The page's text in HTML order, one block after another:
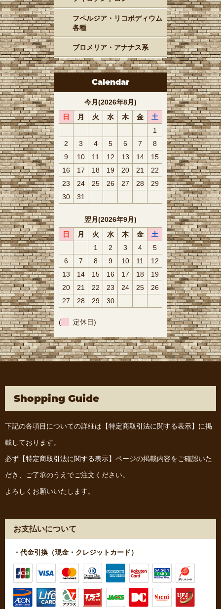
フペルジア・リコポディウム
各種
ブロメリア・アナナス系
Calendar
今月(2026年8月)
日
月 火 水 木 金
土
1
2
3 4 5 6 7
8
9
10 11 12 13 14
15
16
17 18 19 20 21
22
23
24 25 26 27 28
29
30
31
翌月(2026年9月)
日
月 火 水 木 金
土
1
2 3 4
5
6
7 8 9 10 11
12
13
14 15 16 17 18
19
20
21 22 23 24 25
26
27
28 29 30
( 定休日)
Shopping Guide
下記の各項目についての詳細は 【特定商取引法に関する表示】 に掲
載しております。
必ず 【特定商取引法に関する表示】 ページの掲載内容をご確認いた
だき、ご了承のうえでご注文ください。
よろしくお願いいたします。
お支払いについて
・代金引換（現金・クレジットカード）